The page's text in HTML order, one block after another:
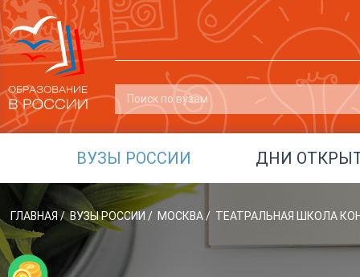
ВУЗЫ РОССИИ ДНИ
ГЛАВНАЯ/ ВУЗЫ РОССИИ / МОСКВА/ ТЕАТРАЛЬНАЯ ШКОЛА